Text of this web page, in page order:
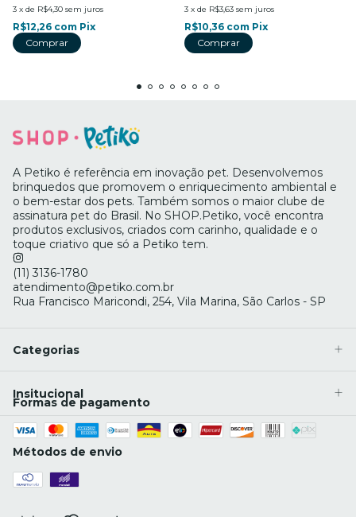
3 x de R$4,30 sem juros
R$12,26 com Pix
3 x de R$3,63 sem juros
R$10,36 com Pix
A Petiko é referência em inovação pet. Desenvolvemos
brinquedos que promovem o enriquecimento ambiental e
o bem-estar dos pets. Também somos o maior clube de
assinatura pet do Brasil. No SHOP.Petiko, você encontra
produtos exclusivos, criados com carinho, qualidade e o
toque criativo que só a Petiko tem.
(11) 3136-1780
atendimento@petiko.com.br
Rua Francisco Maricondi, 254, Vila Marina, São Carlos - SP
Categorias
Insitucional
Formas de pagamento
Métodos de envio